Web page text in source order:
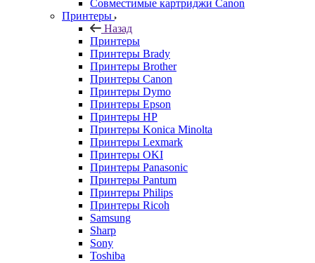
Совместимые картриджи Canon
Принтеры
Назад
Принтеры
Принтеры Brady
Принтеры Brother
Принтеры Canon
Принтеры Dymo
Принтеры Epson
Принтеры HP
Принтеры Konica Minolta
Принтеры Lexmark
Принтеры OKI
Принтеры Panasonic
Принтеры Pantum
Принтеры Philips
Принтеры Ricoh
Samsung
Sharp
Sony
Toshiba